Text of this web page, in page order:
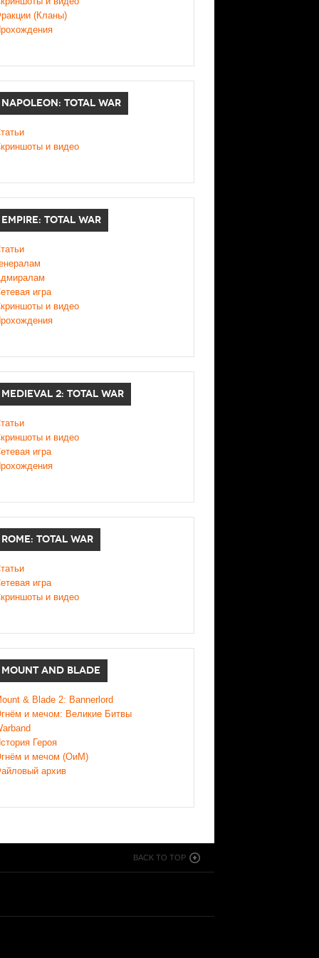
(Кланы)
NAPOLEON: TOTAL WAR
и видео
EMPIRE: TOTAL WAR
игра
и видео
MEDIEVAL 2: TOTAL WAR
и видео
игра
ROME: TOTAL WAR
игра
и видео
MOUNT AND BLADE
& Blade 2: Bannerlord
и мечом: Великие Битвы
Героя
и мечом (ОиМ)
архив
BACK TO TOP